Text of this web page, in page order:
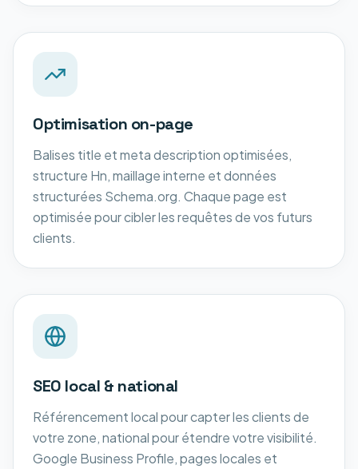
Optimisation on-page
Balises title et meta description optimisées,
structure Hn, maillage interne et données
structurées Schema.org. Chaque page est
optimisée pour cibler les requêtes de vos futurs
clients.
SEO local & national
Référencement local pour capter les clients de
votre zone, national pour étendre votre visibilité.
Google Business Profile, pages locales et